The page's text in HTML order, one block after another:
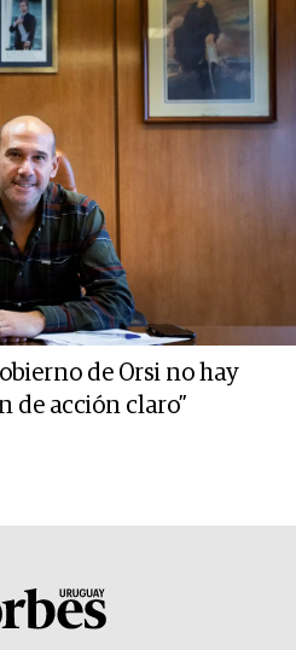
de Orsi no hay
de acción claro”